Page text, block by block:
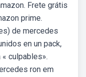
Frete grátis
prime.
de mercedes
en un pack,
culpables».
ron em